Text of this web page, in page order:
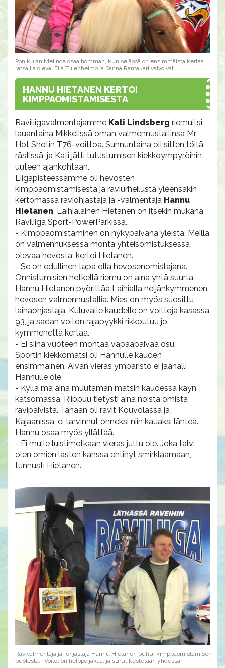
Ponikujan Melinda osaa homman, kun selässä on ensimmäistä kertaa
ratsailla oleva. Eija Tulenheimo ja Sanna Rantakari valvoivat.
HANNU HIETANEN KERTOI
KIMPPAOMISTAMISESTA
Raviliigavalmentajamme Kati Lindsberg riemuitsi
lauantaina Mikkelissä oman valmennustallinsa Mr
Hot Shotin T76-voittoa. Sunnuntaina oli sitten töitä
rästissä, ja Kati jätti tutustumisen kiekkoympyröihin
uuteen ajankohtaan.
Liigapisteessämme oli hevosten
kimppaomistamisesta ja raviurheilusta yleensäkin
kertomassa raviohjastaja ja -valmentaja Hannu
Hietanen. Laihialainen Hietanen on itsekin mukana
Raviliiga Sport-PowerParkissa.
- Kimppaomistaminen on nykypäivänä yleistä. Meillä
on valmennuksessa monta yhteisomistuksessa
olevaa hevosta, kertoi Hietanen.
- Se on edullinen tapa olla hevosenomistajana.
Onnistumisien hetkellä riemu on aina yhtä suurta.
Hannu Hietanen pyörittää Laihialla neljänkymmenen
hevosen valmennustallia. Mies on myös suosittu
lainaohjastaja. Kuluvalle kaudelle on voittoja kasassa
93, ja sadan voiton rajapyykki rikkoutuu jo
kymmenettä kertaa.
- Ei siinä vuoteen montaa vapaapäivää osu.
Sportin kiekkomatsi oli Hannulle kauden
ensimmäinen. Aivan vieras ympäristö ei jäähalli
Hannulle ole.
- Kyllä mä aina muutaman matsin kaudessa käyn
katsomassa. Riippuu tietysti aina noista omista
ravipäivistä. Tänään oli ravit Kouvolassa ja
Kajaanissa, ei tarvinnut onneksi niin kauaksi lähteä.
Hannu osaa myös yllättää.
- Ei mulle luistimetkaan vieras juttu ole. Joka talvi
olen omien lasten kanssa ehtinyt smirklaamaan,
tunnusti Hietanen.
Ravivalmentaja ja -ohjastaja Hannu Hietanen puhui kimppaomistamisen
puolesta. -Voitot on helppo jakaa, ja surut kestetään yhdessä.